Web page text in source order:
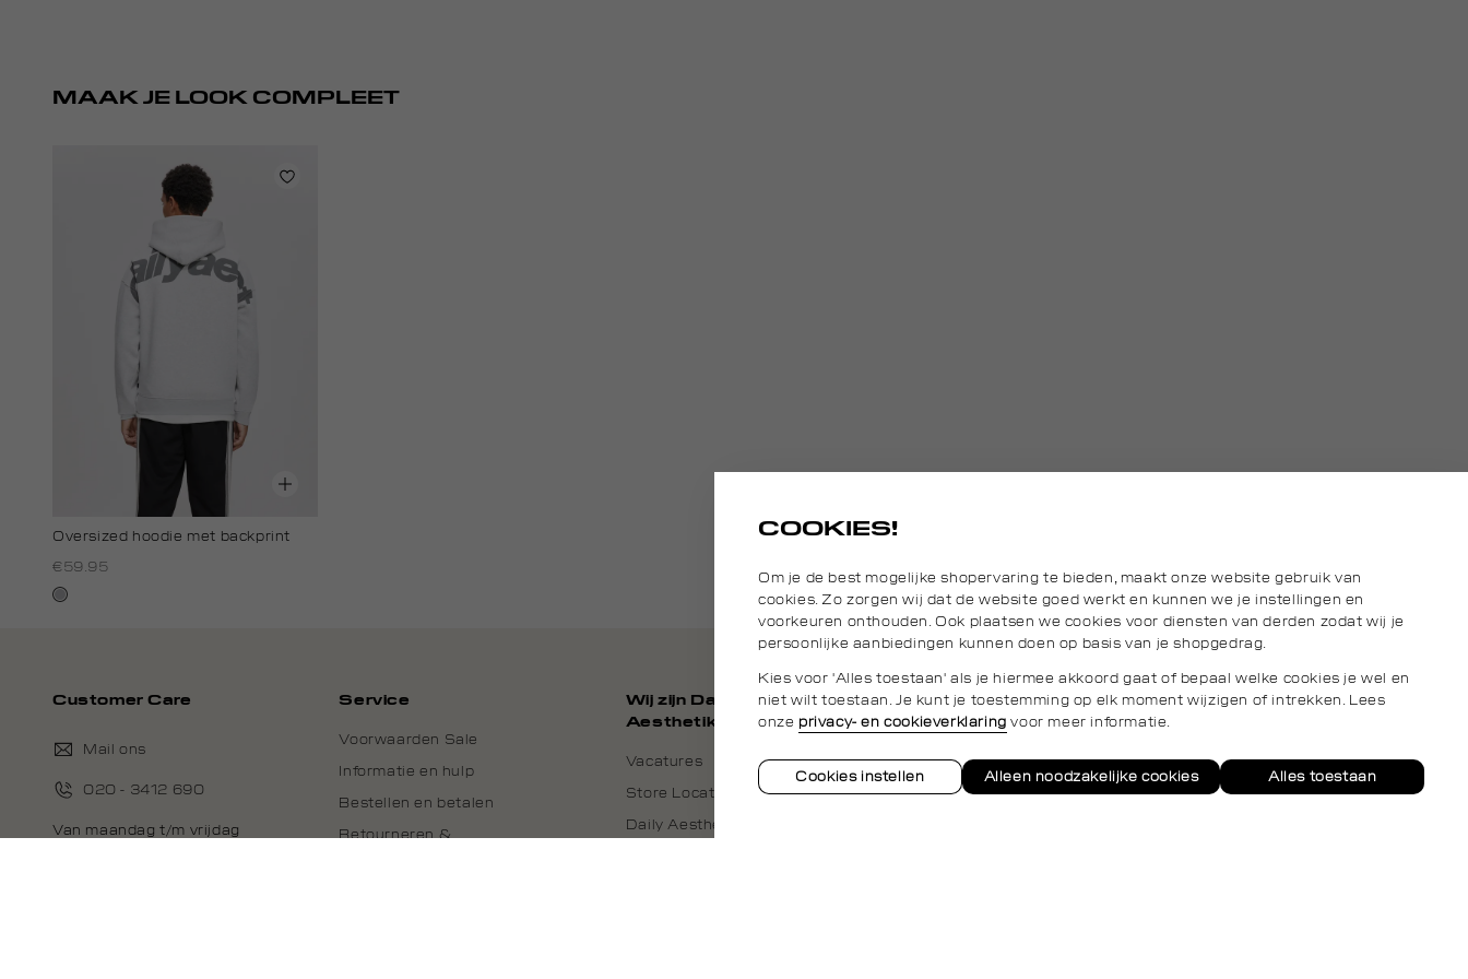
MAAK JE LOOK COMPLEET
Oversized hoodie met backprint
€59.95
grijs,
Customer Care
Mail ons
020 - 3412 690
Van maandag t/m vrijdag
Service
Voorwaarden Sale
Informatie en hulp
Bestellen en betalen
Retourneren &
Wij zijn Daily
Aesthetikz
Vacatures
Store Locator
Daily Aesthetikz
COOKIES!
Om je de best mogelijke shopervaring te bieden, maakt onze website gebruik van
cookies. Zo zorgen wij dat de website goed werkt en kunnen we je instellingen en
voorkeuren onthouden. Ook plaatsen we cookies voor diensten van derden zodat wij je
persoonlijke aanbiedingen kunnen doen op basis van je shopgedrag.
Kies voor 'Alles toestaan' als je hiermee akkoord gaat of bepaal welke cookies je wel en
niet wilt toestaan. Je kunt je toestemming op elk moment wijzigen of intrekken. Lees
onze privacy- en cookieverklaring voor meer informatie.
Alles toestaan
Alleen noodzakelijke cookies
Cookies instellen